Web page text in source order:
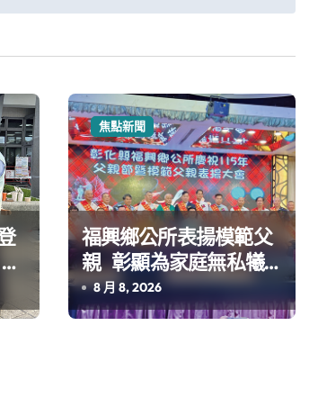
焦點新聞
福興鄉公所表揚模範父
親 彰顯為家庭無私犧
牲奉獻
8 月 8, 2026